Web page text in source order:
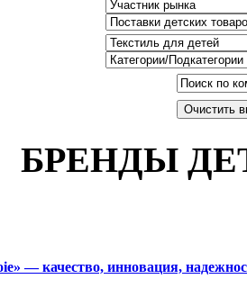
БРЕНДЫ
— качество, инновация,